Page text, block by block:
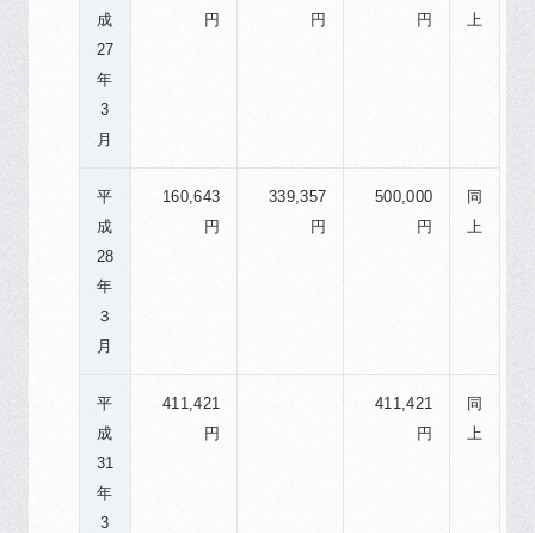
成
27
年
3
月
円
円
円
上
平
成
28
年
３
月
160,643
円
339,357
円
500,000
円
同
上
平
成
31
年
3
411,421
円
411,421
円
同
上